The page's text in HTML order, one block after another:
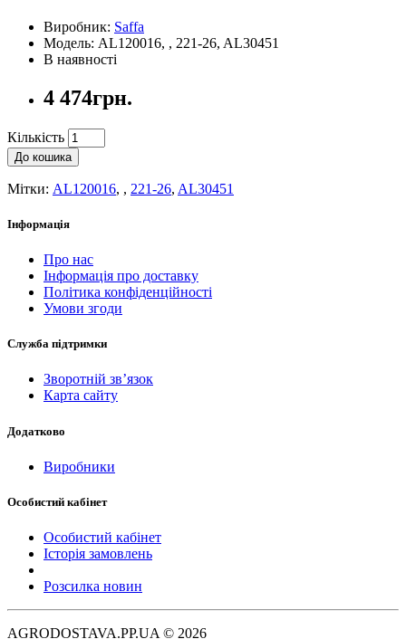
Виробник: Saffa
Модель: AL120016, , 221-26, AL30451
В наявності
4 474грн.
Кількість
До кошика
Мітки: AL120016, , 221-26, AL30451
Інформація
Про нас
Інформація про доставку
Політика конфіденційності
Умови згоди
Служба підтримки
Зворотній зв’язок
Карта сайту
Додатково
Виробники
Особистий кабінет
Особистий кабінет
Історія замовлень
Розсилка новин
AGRODOSTAVA.PP.UA © 2026